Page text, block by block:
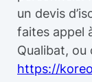
un devis
faites appel
Qualibat,
https://